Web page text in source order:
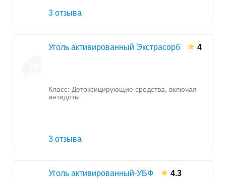
3 отзыва
Уголь активированный Экстрасорб 4
Класс: Детоксицирующие средства, включая
антидоты
3 отзыва
Уголь активированный-УБФ 4.3